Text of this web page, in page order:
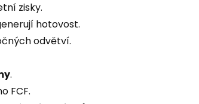
zisky.
hotovost.
odvětví.
.
FCF.